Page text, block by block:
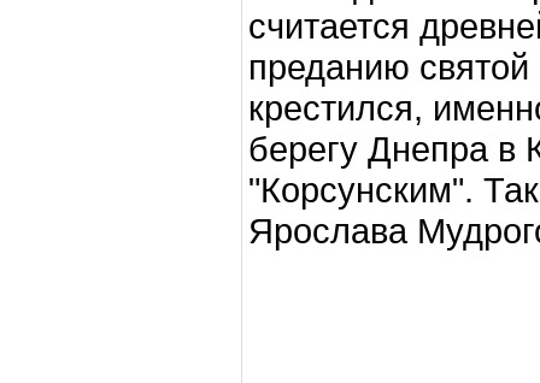
считается
преданию
крестился,
берегу Днепра в
"Корсунским".
Ярослава